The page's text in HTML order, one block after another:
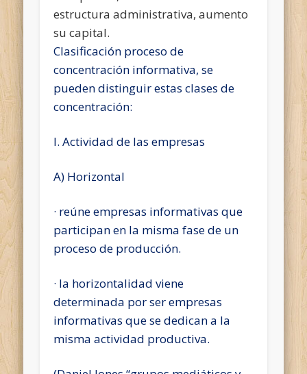
estructura administrativa, aumento
su capital.
Clasificación proceso de
concentración informativa, se
pueden distinguir estas clases de
concentración:
I. Actividad de las empresas
A) Horizontal
· reúne empresas informativas que
participan en la misma fase de un
proceso de producción.
· la horizontalidad viene
determinada por ser empresas
informativas que se dedican a la
misma actividad productiva.